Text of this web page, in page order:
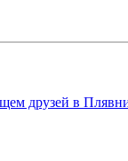
друзей в